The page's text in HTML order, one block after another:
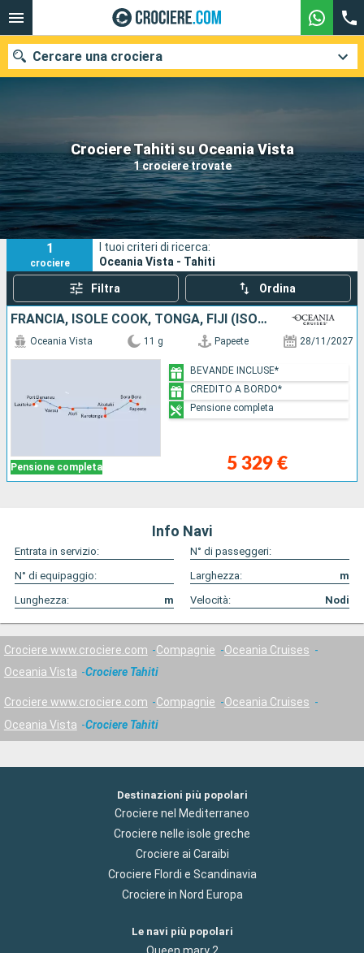
Crociere Tahiti su Oceania Vista
1 crociere trovate
Cercare una crociera
Le nostre destinazioni
Mesi di partenza
Porti Compagnie
Ricerca
1
crociere
I tuoi criteri di ricerca:
Oceania Vista - Tahiti
Filtra Ordina
FRANCIA, ISOLE COOK, TONGA, FIJI (ISOLE)
Pensione completa
Oceania Vista 11 g Papeete 28/11/2027
5 329 €
BEVANDE INCLUSE*
CREDITO A BORDO*
Pensione completa
Info Navi
Entrata in servizio:
N° di passeggeri:
N° di equipaggio:
Larghezza:
m
Lunghezza:
m Velocità: Nodi
Crociere www.crociere.com Compagnie
Oceania Cruises
Oceania Vista
Crociere Tahiti
Crociere www.crociere.com Compagnie
Oceania Cruises
Oceania Vista
Crociere Tahiti
Destinazioni più popolari
Crociere nel Mediterraneo
Crociere nelle isole greche
Crociere ai Caraibi
Crociere Flordi e Scandinavia
Crociere in Nord Europa
Le navi più popolari
Queen mary 2